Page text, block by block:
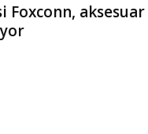
Foxconn,